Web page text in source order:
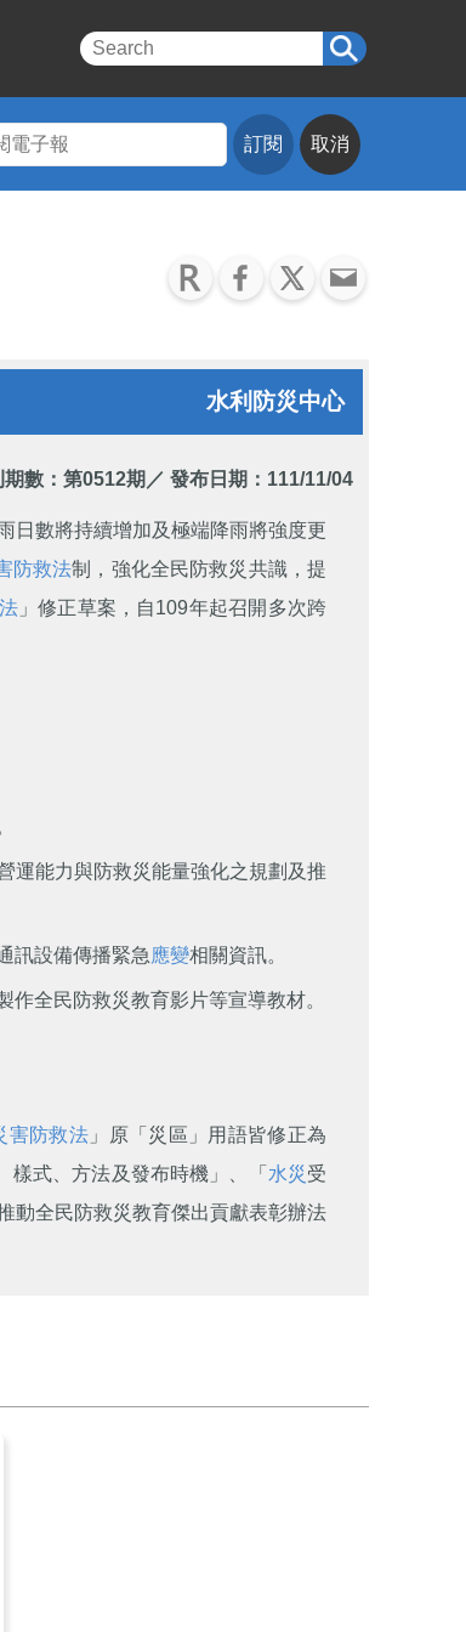
訂閱 取消
水利防災中心
數： 第0512期 ／ 發布日期：111/11/04
日數將持續增加及極端降雨將強度更
防救法制，強化全民防救災共識，提
」修正草案，自109年起召開多次跨
運能力與防救災能量強化之規劃及推
訊設備傳播緊急 應變相關資訊。
全民防救災教育影片等宣導教材。
害防救法 」原「災區」用語皆修正為
樣式、方法及發布時機」、「 水災 受
動全民防救災教育傑出貢獻表彰辦法